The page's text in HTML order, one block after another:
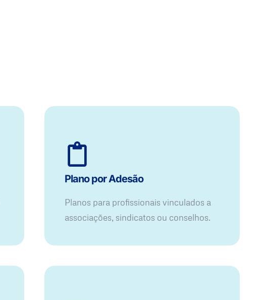
Plano por Adesão
Planos para profissionais vinculados a
associações, sindicatos ou conselhos.